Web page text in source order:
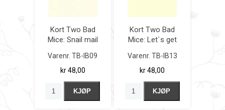
Kort Two Bad
Mice: Snail mail
Varenr. TB-IB09
kr 48,00
KJØP
Kort Two Bad
Mice: Let`s get
Varenr. TB-IB13
kr 48,00
KJØP